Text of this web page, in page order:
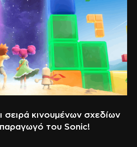
σειρά κινουμένων σχεδίων
του Sonic!